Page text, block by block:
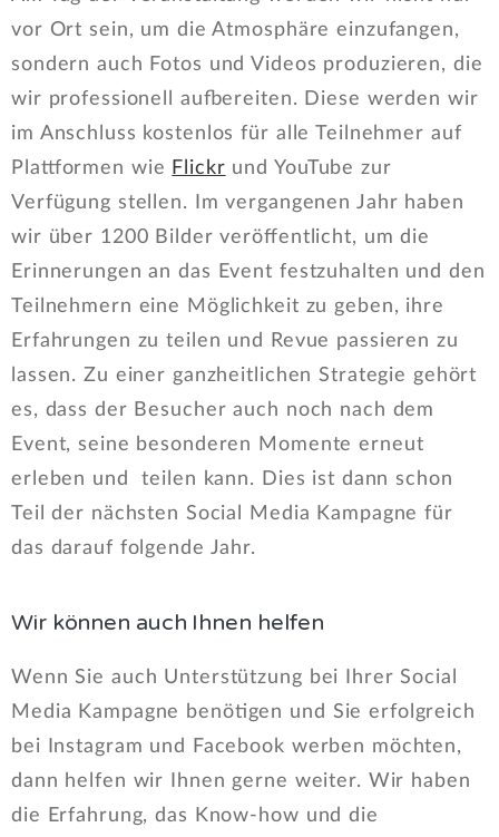
vor Ort sein, um die Atmosphäre einzufangen,
sondern auch Fotos und Videos produzieren, die
wir professionell aufbereiten. Diese werden wir
im Anschluss kostenlos für alle Teilnehmer auf
Plattformen wie Flickr und YouTube zur
Verfügung stellen. Im vergangenen Jahr haben
wir über 1200 Bilder veröffentlicht, um die
Erinnerungen an das Event festzuhalten und den
Teilnehmern eine Möglichkeit zu geben, ihre
Erfahrungen zu teilen und Revue passieren zu
lassen. Zu einer ganzheitlichen Strategie gehört
es, dass der Besucher auch noch nach dem
Event, seine besonderen Momente erneut
erleben und teilen kann. Dies ist dann schon
Teil der nächsten Social Media Kampagne für
das darauf folgende Jahr.
Wir können auch Ihnen helfen
Wenn Sie auch Unterstützung bei Ihrer Social
Media Kampagne benötigen und Sie erfolgreich
bei Instagram und Facebook werben möchten,
dann helfen wir Ihnen gerne weiter. Wir haben
die Erfahrung, das Know-how und die